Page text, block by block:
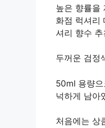
높은 향률을
화점 럭셔리
셔리 향수
두꺼운 검정
50ml 용량
넉하게 남아
처음에는 상